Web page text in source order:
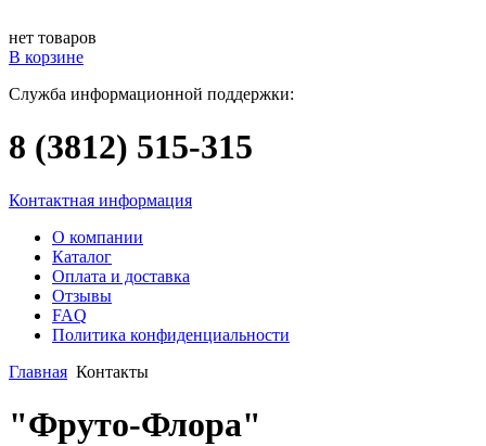
нет товаров
В корзине
Служба информационной поддержки:
8 (3812) 515-315
Контактная информация
О компании
Каталог
Оплата и доставка
Отзывы
FAQ
Политика конфиденциальности
Главная Контакты
"Фруто-Флора"